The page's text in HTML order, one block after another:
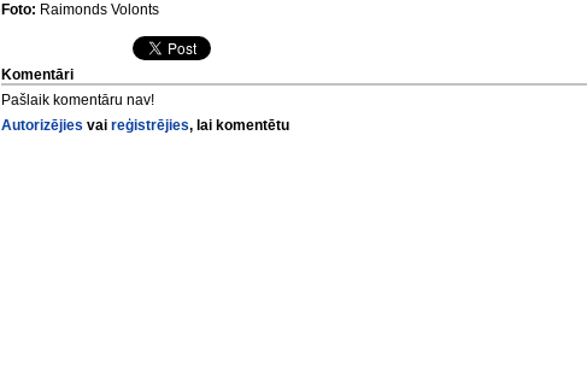
Foto: Raimonds Volonts
Komentāri
Pašlaik komentāru nav!
Autorizējies vai reģistrējies, lai komentētu